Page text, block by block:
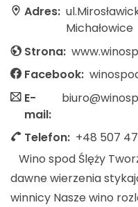
Adres:
Michałowice
Strona:
Facebook:
E-
mail:
Telefon: +48 507
Wino spod Ślęży
dawne wierzenia
winnicy Nasze wino